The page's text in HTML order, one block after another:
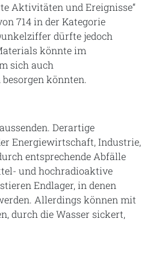
Aktivitäten und Ereignisse“
714 in der Kategorie
dürfte jedoch
könnte im
sich auch
könnten.
Derartige
Energiewirtschaft, Industrie,
entsprechende Abfälle
und hochradioaktive
Endlager, in denen
Allerdings können mit
durch die Wasser sickert,